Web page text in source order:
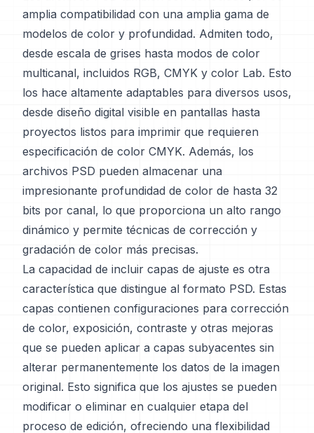
amplia compatibilidad con una amplia gama de
modelos de color y profundidad. Admiten todo,
desde escala de grises hasta modos de color
multicanal, incluidos RGB, CMYK y color Lab. Esto
los hace altamente adaptables para diversos usos,
desde diseño digital visible en pantallas hasta
proyectos listos para imprimir que requieren
especificación de color CMYK. Además, los
archivos PSD pueden almacenar una
impresionante profundidad de color de hasta 32
bits por canal, lo que proporciona un alto rango
dinámico y permite técnicas de corrección y
gradación de color más precisas.
La capacidad de incluir capas de ajuste es otra
característica que distingue al formato PSD. Estas
capas contienen configuraciones para corrección
de color, exposición, contraste y otras mejoras
que se pueden aplicar a capas subyacentes sin
alterar permanentemente los datos de la imagen
original. Esto significa que los ajustes se pueden
modificar o eliminar en cualquier etapa del
proceso de edición, ofreciendo una flexibilidad